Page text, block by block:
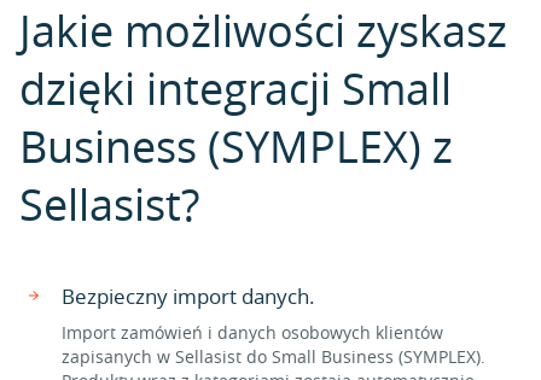
Jakie możliwości zyskasz
dzięki integracji Small
Business (SYMPLEX) z
Sellasist?
Bezpieczny import danych.
Import zamówień i danych osobowych klientów
zapisanych w Sellasist do Small Business (SYMPLEX).